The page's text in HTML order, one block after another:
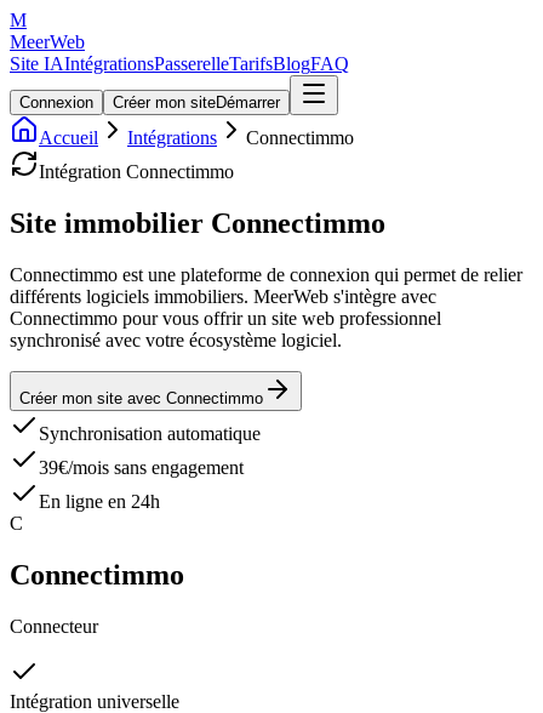
M
MeerWeb
Site IAIntégrationsPasserelleTarifsBlogFAQ
Connexion Créer mon siteDémarrer
Accueil Intégrations
Connectimmo
Intégration Connectimmo
Site immobilier Connectimmo
Connectimmo est une plateforme de connexion qui permet de relier
différents logiciels immobiliers. MeerWeb s'intègre avec
Connectimmo pour vous offrir un site web professionnel
synchronisé avec votre écosystème logiciel.
Créer mon site avec Connectimmo
Synchronisation automatique
39€/mois sans engagement
En ligne en 24h
C
Connectimmo
Connecteur
Intégration universelle